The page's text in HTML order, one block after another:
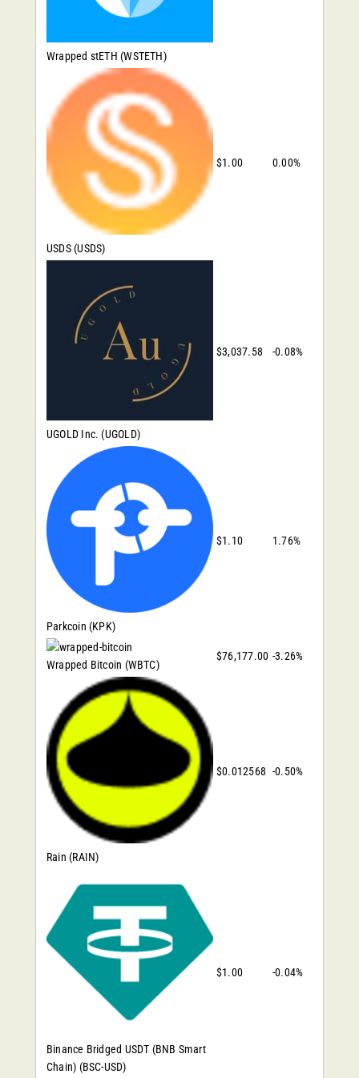
Wrapped stETH (WSTETH)
USDS (USDS)
$1.00 0.00%
UGOLD Inc. (UGOLD)
$3,037.58 -0.08%
Parkcoin (KPK)
$1.10 1.76%
Wrapped Bitcoin (WBTC)
$76,177.00 -3.26%
Rain (RAIN)
$0.012568 -0.50%
Binance Bridged USDT (BNB Smart
Chain) (BSC-USD)
$1.00 -0.04%